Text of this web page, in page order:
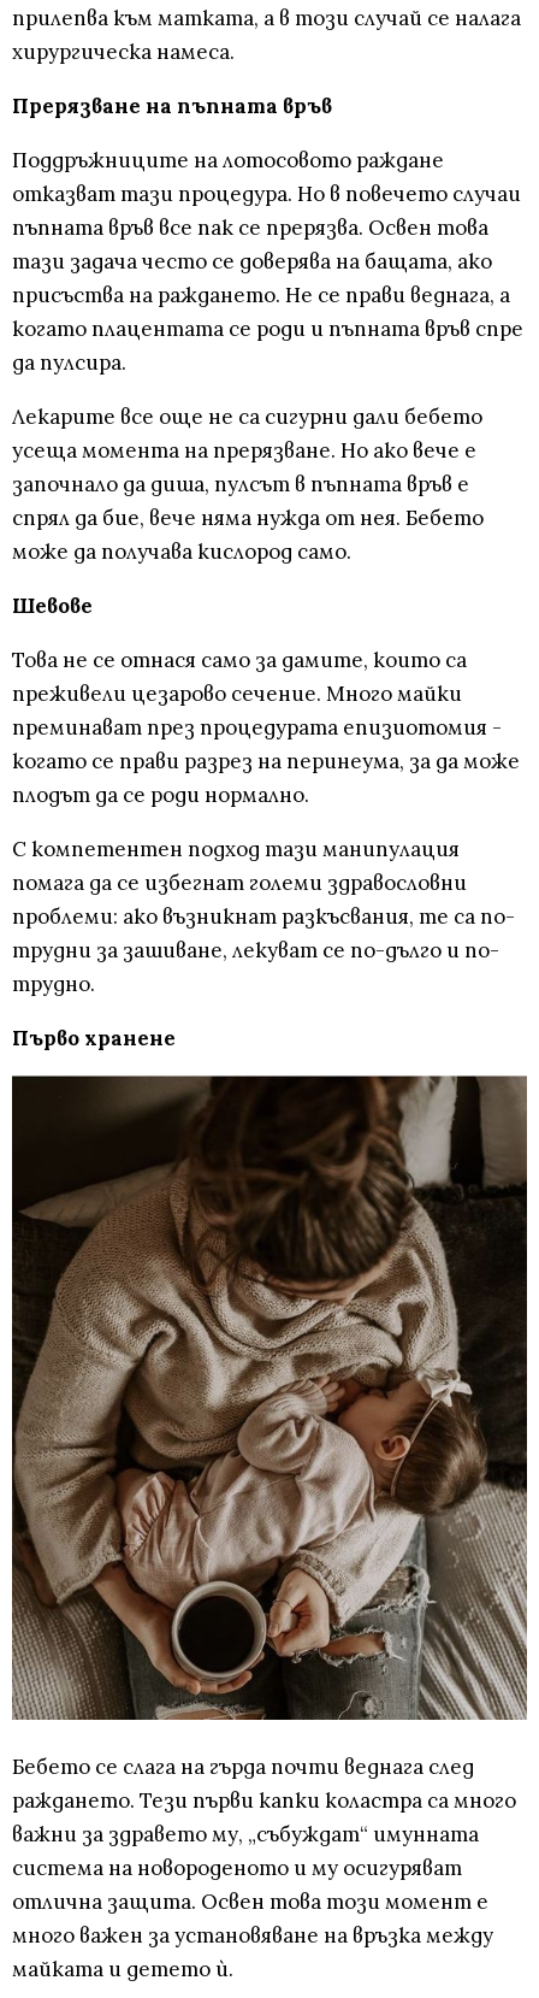
прилепва към матката, а в този случай се налага
хирургическа намеса.
Прерязване на пъпната връв
Поддръжниците на лотосовото раждане
отказват тази процедура. Но в повечето случаи
пъпната връв все пак се прерязва. Освен това
тази задача често се доверява на бащата, ако
присъства на раждането. Не се прави веднага, а
когато плацентата се роди и пъпната връв спре
да пулсира.
Лекарите все още не са сигурни дали бебето
усеща момента на прерязване. Но ако вече е
започнало да диша, пулсът в пъпната връв е
спрял да бие, вече няма нужда от нея. Бебето
може да получава кислород само.
Шевове
Това не се отнася само за дамите, които са
преживели цезарово сечение. Много майки
преминават през процедурата епизиотомия -
когато се прави разрез на перинеума, за да може
плодът да се роди нормално.
С компетентен подход тази манипулация
помага да се избегнат големи здравословни
проблеми: ако възникнат разкъсвания, те са по-
трудни за зашиване, лекуват се по-дълго и по-
трудно.
Първо хранене
Бебето се слага на гърда почти веднага след
раждането. Тези първи капки коластра са много
важни за здравето му, „събуждат“ имунната
система на новороденото и му осигуряват
отлична защита. Освен това този момент е
много важен за установяване на връзка между
майката и детето ѝ.